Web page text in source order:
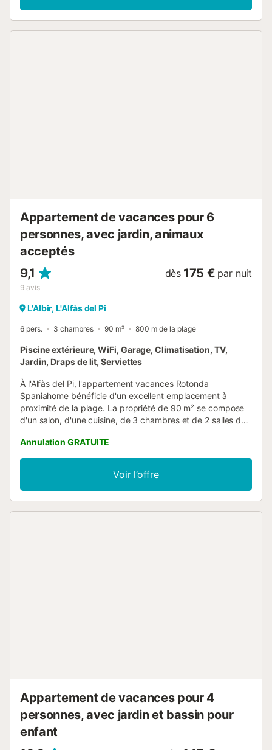
Appartement de vacances pour 6
personnes, avec jardin, animaux
acceptés
9,1
9 avis
dès 175 € par nuit
L'Albir, L'Alfàs del Pi
6 pers. 3 chambres 90 m² 800 m de la plage
Piscine extérieure, WiFi, Garage, Climatisation, TV,
Jardin, Draps de lit, Serviettes
À l'Alfàs del Pi, l'appartement vacances Rotonda
Spaniahome bénéficie d'un excellent emplacement à
proximité de la plage. La propriété de 90 m² se compose
d'un salon, d'une cuisine, de 3 chambres et de 2 salles de
équipements supplémentaires comprennent le Wi-Fi, une
télévision, la climatisation ainsi qu'une machine à laver.
L'appartement de vacances dispose également d'une
piscine partagée dans laquelle vous pouvez vous rafraîchir
les jours de chaleur. La propriété se trouve à proximité de
Annulation GRATUITE
Voir l’offre
Appartement de vacances pour 4
personnes, avec jardin et bassin pour
enfant